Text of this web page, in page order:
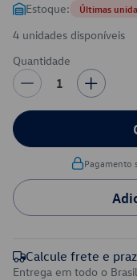
Estoque: Últimas
4 unidades disponíveis
Quantidade
1
Pagamento
Calcule frete e
Entrega em todo o Brasil